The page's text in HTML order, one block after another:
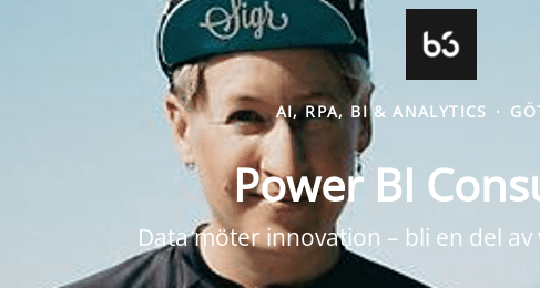
AI, RPA, BI & ANALYTICS ·
Power BI
Data möter innovation – bli en del